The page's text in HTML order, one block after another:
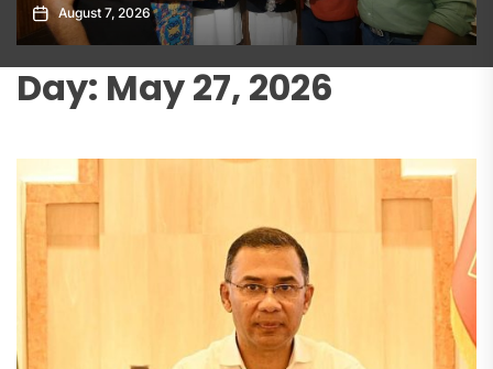
August 5, 2026
Day: May 27, 2026